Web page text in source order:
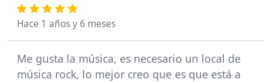
Hace 1 años y 6 meses
Me gusta la música, es necesario un local de
música rock, lo mejor creo que es que está a